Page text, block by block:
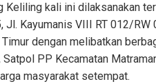
Keliling kali ini dilaksanakan
Jl. Kayumanis VIII RT 012/RW
dengan melibatkan
PP Kecamatan
masyarakat setempat.